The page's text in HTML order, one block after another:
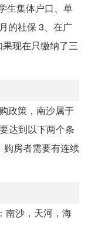
生集体户口、单
的社保 3、在广
现在只缴纳了三
政策，南沙属于
达到以下两个条
购房者需要有连续
南沙，天河，海